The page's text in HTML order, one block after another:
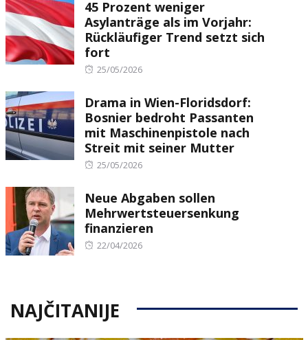
45 Prozent weniger
Asylanträge als im Vorjahr:
Rückläufiger Trend setzt sich
fort
Posted
25/05/2026
Drama in Wien-Floridsdorf:
Bosnier bedroht Passanten
mit Maschinenpistole nach
Streit mit seiner Mutter
Posted
25/05/2026
Neue Abgaben sollen
Mehrwertsteuersenkung
finanzieren
Posted
22/04/2026
NAJČITANIJE